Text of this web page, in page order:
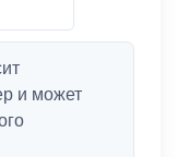
и может